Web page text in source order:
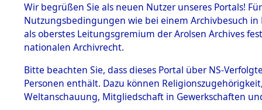
BESTÄNDE
1.
Inhaftierungsdoku
mente
1.2.9 Beim ITS
0007
Wir begrüßen Sie als neuen Nutzer unseres Portals!
Nutzungsbedingungen wie bei einem Archivbesuch
als oberstes Leitungsgremium der Arolsen Archives
nationalen Archivrecht.
Bitte beachten Sie, dass dieses Portal über NS-
Personen enthält. Dazu können
Weltanschauung, Mitgliedschaft in Gewerkschaften